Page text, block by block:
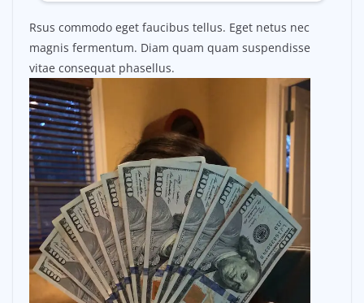
Rsus commodo eget faucibus tellus. Eget netus nec
magnis fermentum. Diam quam quam suspendisse
vitae consequat phasellus.